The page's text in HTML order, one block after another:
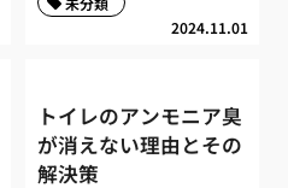
2024.11.01
トイレのアンモニア臭
が消えない理由とその
解決策